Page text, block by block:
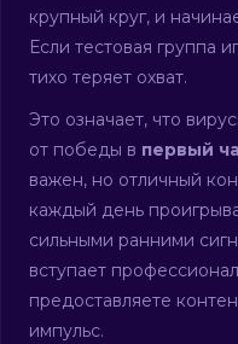
крупный круг, и
Если тестовая группа
тихо теряет охват.
Это означает, что
от победы в первый
важен, но отличный
каждый день
сильными ранними
вступает
предоставляете
импульс.